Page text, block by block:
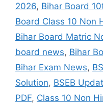
2026, Bihar Board
Board Class 10 Non
Bihar Board Matric
board news, Bihar
Bihar Exam News,
Solution, BSEB
PDF, Class 10 Non